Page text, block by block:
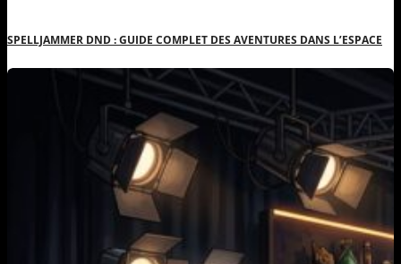
SPELLJAMMER DND : GUIDE COMPLET DES AVENTURES DANS L’ESPACE